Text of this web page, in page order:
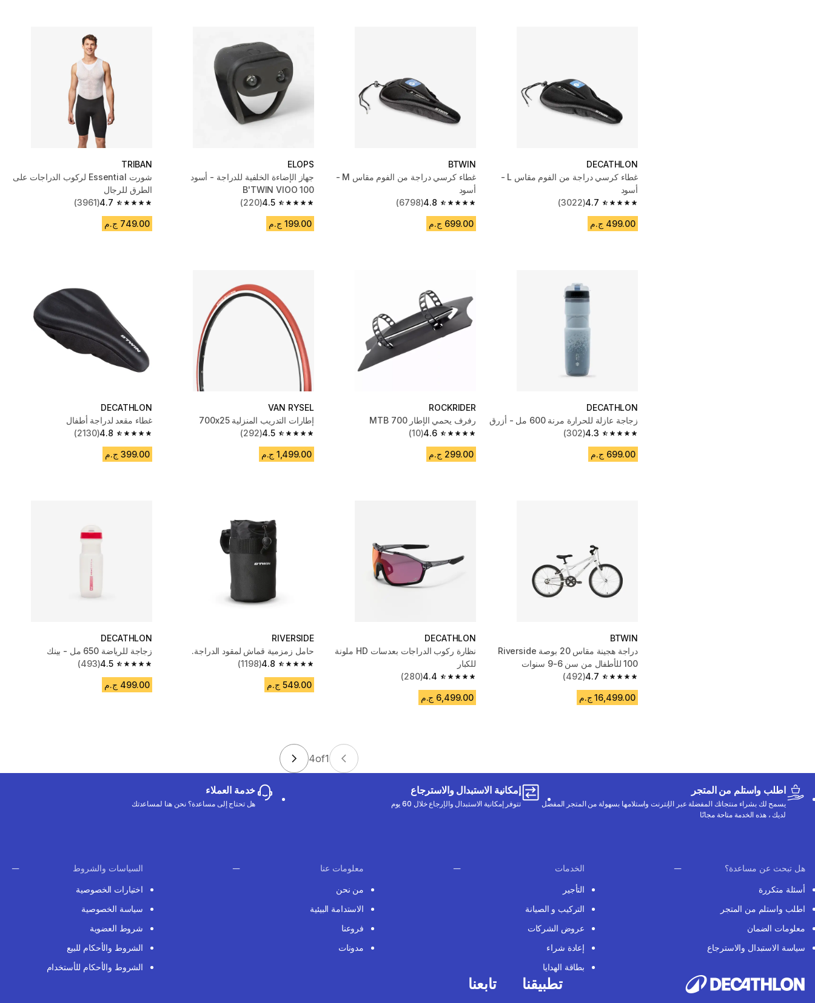
DECATHLON
غطاء كرسي دراجة من الفوم مقاس L -
أسود
4.7
4.7 out of 5 stars from 3022 reviews
(3022)
499.00 ج.م
BTWIN
غطاء كرسي دراجة من الفوم مقاس M -
أسود
4.8
4.8 out of 5 stars from 6798 reviews
(6798)
699.00 ج.م
ELOPS
جهاز الإضاءة الخلفية للدراجة - أسود
B'TWIN VIOO 100
4.5
4.5 out of 5 stars from 220 reviews
(220)
199.00 ج.م
TRIBAN
شورت Essential لركوب الدراجات على
الطرق للرجال
4.7
4.7 out of 5 stars from 3961 reviews
(3961)
749.00 ج.م
DECATHLON
زجاجة عازلة للحرارة مرنة 600 مل - أزرق
4.3
4.3 out of 5 stars from 302 reviews
(302)
699.00 ج.م
ROCKRIDER
رفرف يحمي الإطار 700 MTB
4.6
4.6 out of 5 stars from 10 reviews
(10)
299.00 ج.م
VAN RYSEL
إطارات التدريب المنزلية 700x25
4.5
4.5 out of 5 stars from 292 reviews
(292)
1,499.00 ج.م
DECATHLON
غطاء مقعد لدراجة أطفال
4.8
4.8 out of 5 stars from 2130 reviews
(2130)
399.00 ج.م
BTWIN
دراجة هجينة مقاس 20 بوصة Riverside
100 للأطفال من سن 6-9 سنوات
4.7
4.7 out of 5 stars from 492 reviews
(492)
16,499.00 ج.م
DECATHLON
نظارة ركوب الدراجات بعدسات HD ملونة
للكبار
4.4
4.4 out of 5 stars from 280 reviews
(280)
6,499.00 ج.م
RIVERSIDE
حامل زمزمية قماش لمقود الدراجة.
4.8
4.8 out of 5 stars from 1198 reviews
(1198)
549.00 ج.م
DECATHLON
زجاجة للرياضة 650 مل - بينك
4.5
4.5 out of 5 stars from 493 reviews
(493)
499.00 ج.م
1
of
4
اطلب واستلم من المتجر
يسمح لك بشراء منتجاتك المفضلة عبر الإنترنت واستلامها بسهولة من المتجر المفضل
لديك ، هذه الخدمة متاحة مجانًا
إمكانية الاستبدال والاسترجاع
تتوفر إمكانية الاستبدال والإرجاع خلال 60 يوم
خدمة العملاء
هل تحتاج إلى مساعدة؟ نحن هنا لمساعدتك
هل تبحث عن مساعدة؟
أسئلة متكررة
اطلب واستلم من المتجر
معلومات الضمان
سياسة الاستبدال والاسترجاع
الخدمات
التأجير
التركيب و الصيانة
عروض الشركات
إعادة شراء
بطاقة الهدايا
معلومات عنا
من نحن
الاستدامة البيئية
فروعنا
مدونات
السياسات والشروط
اختيارات الخصوصية
سياسة الخصوصية
شروط العضوية
الشروط والأحكام للبيع
الشروط والأحكام للأستخدام
تطبيقنا تابعنا